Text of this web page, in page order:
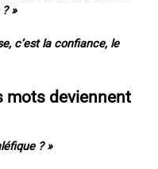
»
c’est la confiance, le
mots deviennent
? »